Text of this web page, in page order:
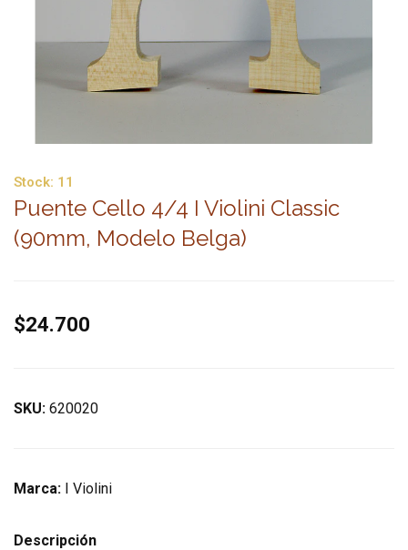
Stock: 11
Puente Cello 4/4 I Violini Classic
(90mm, Modelo Belga)
$24.700
SKU: 620020
Marca: I Violini
Descripción